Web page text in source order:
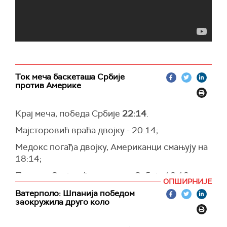
Ток меча баскеташа Србије
против Америке
Крај меча, победа Србије 22:14.
Мајсторовић враћа двојку - 20:14;
Медокс погађа двојку, Американци смањују на
18:14;
Поново Стојачић, предност Србије 18:12;
Стојачић закуцава за 17:12;
Медокс смањује на 16:12;
ОПШИРНИЈЕ
Ватерполо: Шпанија победом
заокружила друго коло